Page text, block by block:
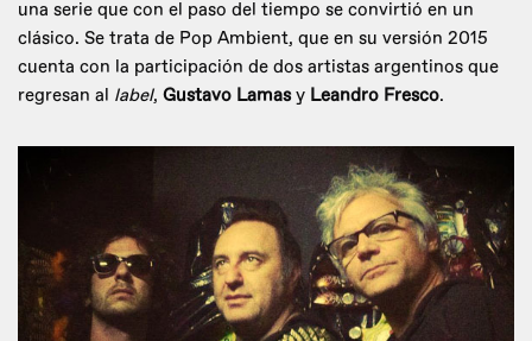
una serie que con el paso del tiempo se convirtió en un
clásico. Se trata de Pop Ambient, que en su versión 2015
cuenta con la participación de dos artistas argentinos que
regresan al label, Gustavo Lamasy Leandro Fresco.